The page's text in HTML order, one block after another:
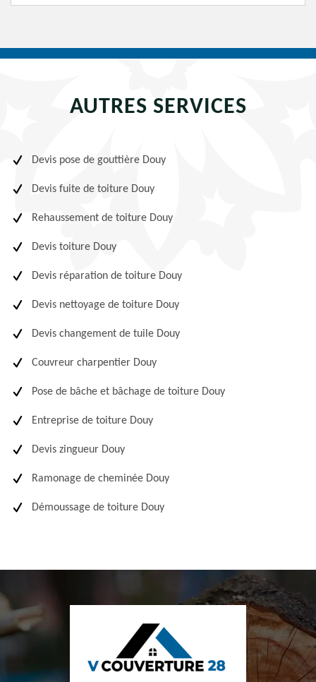
AUTRES SERVICES
Devis pose de gouttière Douy
Devis fuite de toiture Douy
Rehaussement de toiture Douy
Devis toiture Douy
Devis réparation de toiture Douy
Devis nettoyage de toiture Douy
Devis changement de tuile Douy
Couvreur charpentier Douy
Pose de bâche et bâchage de toiture Douy
Entreprise de toiture Douy
Devis zingueur Douy
Ramonage de cheminée Douy
Démoussage de toiture Douy